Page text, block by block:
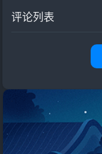
评论列表